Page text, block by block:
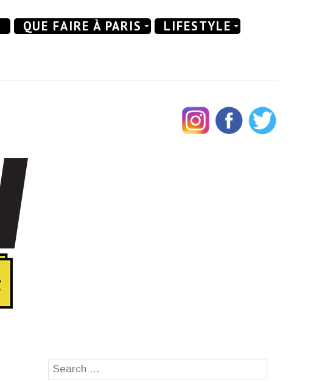
QUE FAIRE À PARIS
LIFESTYLE
Search